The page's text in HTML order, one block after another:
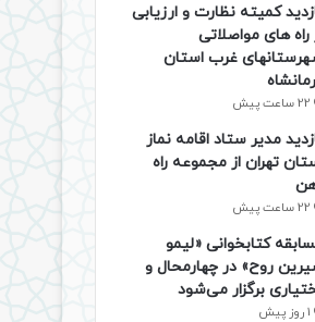
کمیته نظارت و ارزیابی
راه های مواصلاتی
غرب استان
22 ساعت پیش
مدیر ستاد اقامه نماز
تهران از مجموعه راه
22 ساعت پیش
کتابخوانی «لیمو
روح» در چهارمحال و
برگزار می‌شود
1 روز پیش